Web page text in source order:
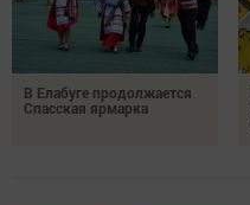
В Елабуге продолжается
Спасская ярмарка